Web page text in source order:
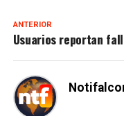
ANTERIOR
Usuarios reportan